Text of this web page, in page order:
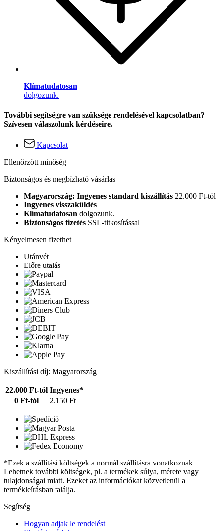
Klímatudatosan
dolgozunk.
További segítségre van szüksége rendelésével kapcsolatban?
Szívesen válaszolunk kérdéseire.
Kapcsolat
Ellenőrzött minőség
Biztonságos és megbízható vásárlás
Magyarország: Ingyenes standard kiszállítás 22.000 Ft-tól
Ingyenes visszaküldés
Klímatudatosan dolgozunk.
Biztonságos fizetés SSL-titkosítással
Kényelmesen fizethet
Utánvét
Előre utalás
Kiszállítási díj: Magyarország
22.000 Ft-tól Ingyenes*
0 Ft-tól
2.150 Ft
*Ezek a szállítási költségek a normál szállításra vonatkoznak.
Lehetnek további költségek, pl. a termékek súlya, mérete vagy
tulajdonságai miatt. Ezeket az információkat közvetlenül a
termékleírásban találja.
Segítség
Hogyan adjak le rendelést